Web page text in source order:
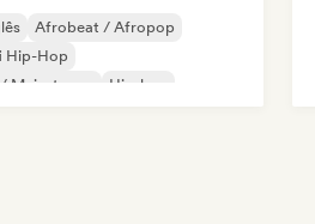
Afrobeat / Afropop
Hip-Hop
Mainstream
Hip-hop